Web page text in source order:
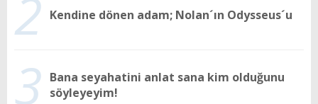
2 Kendine dönen adam; Nolan´ın Odysseus´u
3 Bana seyahatini anlat sana kim olduğunu
söyleyeyim!